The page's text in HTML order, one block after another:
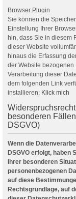
Browser Plugin
Sie können die
Einstellung Ihrer
hin, dass Sie in diesem
dieser Website
hinaus die Erfassung
der Website bezogenen
Verarbeitung dieser
dem folgenden Link
installieren: Klick mich
besonderen
DSGVO)
Wenn die
DSGVO erfolgt, haben
Ihrer besonderen
personenbezogenen
auf diese
Rechtsgrundlage, auf